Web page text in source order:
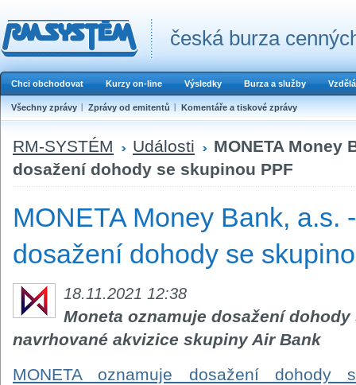
česká burza
Chci obchodovat Kurzy on-line Výsledky Burza a služby
Všechny zprávy Zprávy od emitentů Komentáře a tiskové zprávy
RM-SYSTÉM Události
MONETA Money
dosažení dohody se skupinou PPF
MONETA Money Bank, a.s.
dosažení dohody se
18.11.2021 12:38
Moneta oznamuje dosažení
navrhované akvizice skupiny Air Bank
MONETA oznamuje dosažení dohody